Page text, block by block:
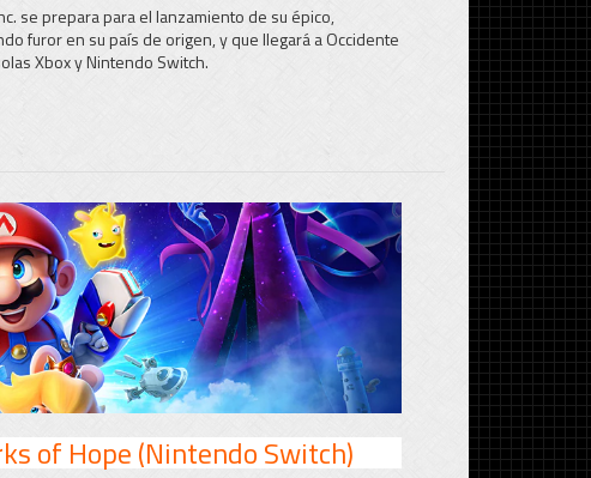
se prepara para el lanzamiento de su épico,
furor en su país de origen, y que llegará a Occidente
Xbox y Nintendo Switch.
of Hope (Nintendo Switch)